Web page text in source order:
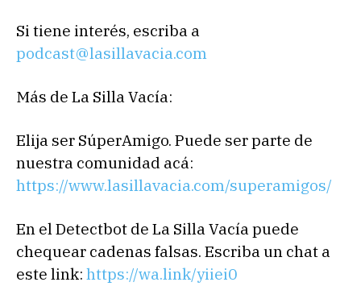
Si tiene interés, escriba a
podcast@lasillavacia.com
Más de La Silla Vacía:
Elija ser SúperAmigo. Puede ser parte de
nuestra comunidad acá:
https://www.lasillavacia.com/superamigos/
En el Detectbot de La Silla Vacía puede
chequear cadenas falsas. Escriba un chat a
este link: https://wa.link/yiiei0